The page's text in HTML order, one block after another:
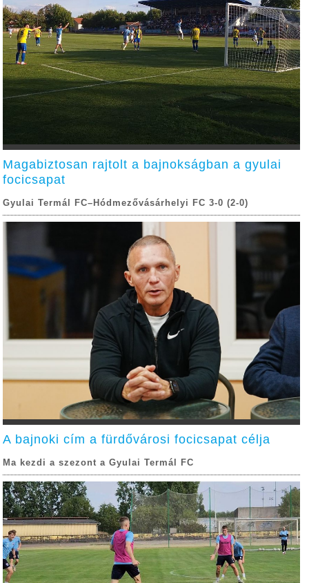
Magabiztosan rajtolt a bajnokságban a gyulai
focicsapat
Gyulai Termál FC–Hódmezővásárhelyi FC 3-0 (2-0)
A bajnoki cím a fürdővárosi focicsapat célja
Ma kezdi a szezont a Gyulai Termál FC